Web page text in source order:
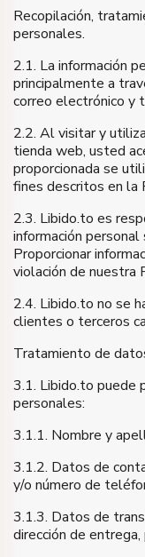
Recopilación,
personales.
2.1. La información
principalmente a
correo electrónico y
2.2. Al visitar y
tienda web, usted
proporcionada se
fines descritos en la
2.3. Libido.to es
información
Proporcionar
violación de nuestra
2.4. Libido.to no se
clientes o terceros
Tratamiento de
3.1. Libido.to puede
personales:
3.1.1. Nombre y
3.1.2. Datos de
y/o número de
3.1.3. Datos de
dirección de entrega,